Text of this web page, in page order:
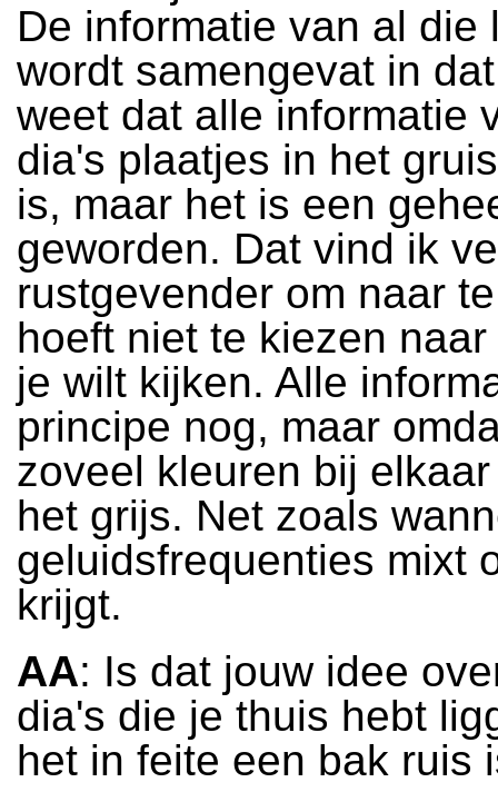
De informatie van al die
wordt samengevat in
weet dat alle informatie
dia's plaatjes in het
is, maar het is een
geworden. Dat vind ik
rustgevender om naar
hoeft niet te kiezen
je wilt kijken. Alle
principe nog, maar
zoveel kleuren bij
het grijs. Net zoals
geluidsfrequenties mixt
krijgt.
AA: Is dat jouw idee
dia's die je thuis hebt
het in feite een bak ruis